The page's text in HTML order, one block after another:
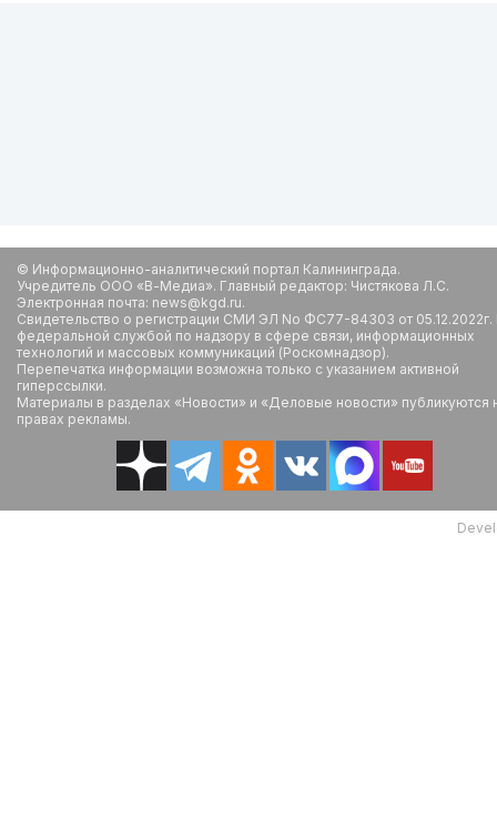
© Информационно-аналитический портал Калининграда.
Учредитель ООО «В-Медиа». Главный редактор: Чистякова Л.С.
Электронная почта: news@kgd.ru.
Свидетельство о регистрации СМИ ЭЛ No ФС77-84303 от
федеральной службой по надзору в сфере связи, информационных
технологий и массовых коммуникаций (Роскомнадзор).
Перепечатка информации возможна только с указанием активной
гиперссылки.
Материалы в разделах «Новости» и «Деловые новости» публикуются
правах рекламы.